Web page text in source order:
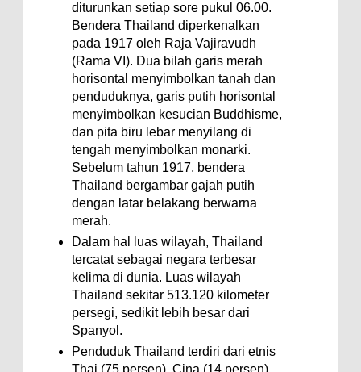
diturunkan setiap sore pukul 06.00.
Bendera Thailand diperkenalkan
pada 1917 oleh Raja Vajiravudh
(Rama VI). Dua bilah garis merah
horisontal menyimbolkan tanah dan
penduduknya, garis putih horisontal
menyimbolkan kesucian Buddhisme,
dan pita biru lebar menyilang di
tengah menyimbolkan monarki.
Sebelum tahun 1917, bendera
Thailand bergambar gajah putih
dengan latar belakang berwarna
merah.
Dalam hal luas wilayah, Thailand
tercatat sebagai negara terbesar
kelima di dunia. Luas wilayah
Thailand sekitar 513.120 kilometer
persegi, sedikit lebih besar dari
Spanyol.
Penduduk Thailand terdiri dari etnis
Thai (75 persen), Cina (14 persen),